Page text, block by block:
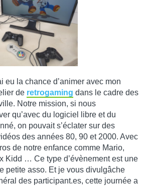
eu la chance d’animer avec mon
de retrogaming dans le cadre des
Notre mission, si nous
qu’avec du logiciel libre et du
on pouvait s’éclater sur des
des années 80, 90 et 2000. Avec
de notre enfance comme Mario,
Kidd … Ce type d’évènement est une
petite asso. Et je vous divulgâche
des participant.es, cette journée a